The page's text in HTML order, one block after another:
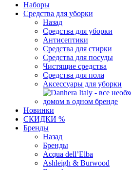
Наборы
Средства для уборки
Назад
Средства для уборки
Антисептики
Средства для стирки
Средства для посуды
Чистящие средства
Средства для пола
Аксессуары для уборки
Новинки
СКИДКИ %
Бренды
Назад
Бренды
Acqua dell’Elba
Ashleigh & Burwood